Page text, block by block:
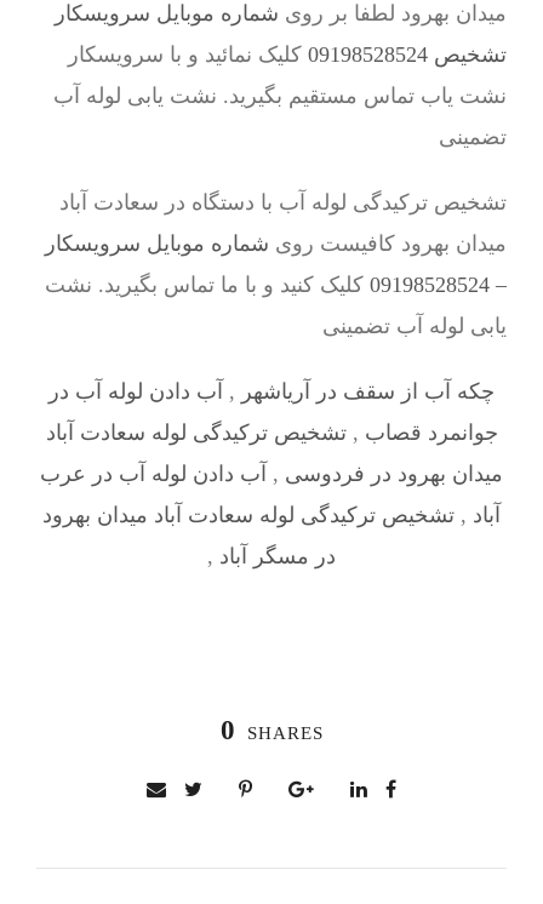
میدان بهرود لطفا بر روی شماره موبایل سرویسکار
تشخیص 09198528524
کلیک نمائید و با سرویسکار
نشت یاب تماس مستقیم بگیرید. نشت یابی لوله آب
تضمینی
تشخیص ترکیدگی لوله آب با دستگاه در سعادت آباد
میدان بهرود کافیست روی شماره موبایل سرویسکار
– 09198528524
کلیک کنید و با ما تماس بگیرید. نشت
یابی لوله آب تضمینی
چکه آب از سقف در آریاشهر , آب دادن لوله آب در
جوانمرد قصاب ,تشخیص ترکیدگی لوله سعادت آباد
میدان بهرود در فردوسی , آب دادن لوله آب در عرب‌
آباد , تشخیص ترکیدگی لوله سعادت آباد میدان بهرود
در مسگر آباد ,
0 SHARES